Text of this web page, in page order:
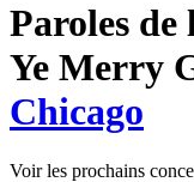
Paroles de
Ye Merry
Chicago
Voir les prochains